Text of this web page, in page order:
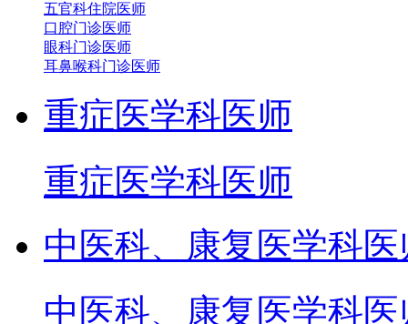
五官科住院医师
口腔门诊医师
眼科门诊医师
耳鼻喉科门诊医师
重症医学科医师
重症医学科医师
中医科、康复医学科医
中医科、康复医学科医